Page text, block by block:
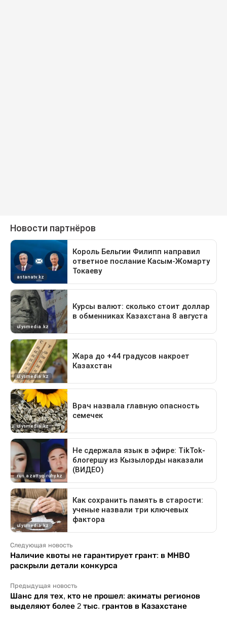
Следующая новость
Наличие квоты не гарантирует грант: в МНВО
раскрыли детали конкурса
Предыдущая новость
Шанс для тех, кто не прошел: акиматы регионов
выделяют более 2 тыс. грантов в Казахстане